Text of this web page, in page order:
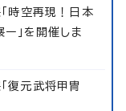
時空再現！日本
」を開催しま
復元武将甲冑